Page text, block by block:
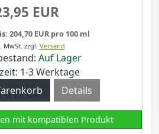
EUR
204,70 EUR pro 100 ml
MwSt. zzgl. Versand
Auf Lager
1-3 Werktage
Details
mit kompatiblen Produkt